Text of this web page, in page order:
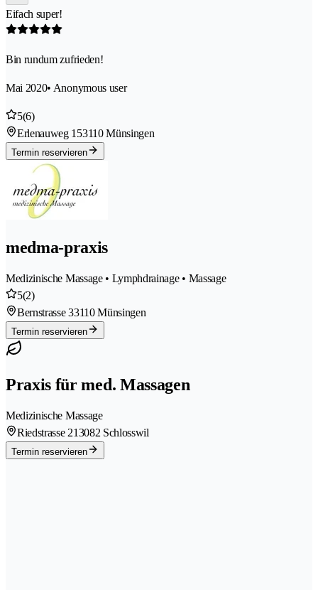
Eifach super!
Bin rundum zufrieden!
Mai 2020• Anonymous user
5(6)
Erlenauweg 153110 Münsingen
Termin reservieren
medma-praxis
Medizinische Massage • Lymphdrainage • Massage
5(2)
Bernstrasse 33110 Münsingen
Termin reservieren
Praxis für med. Massagen
Medizinische Massage
Riedstrasse 213082 Schlosswil
Termin reservieren